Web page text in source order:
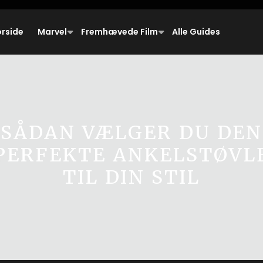
Marvel Fremhævede Film Alle Guides
SÅDAN VÆLGER DU DEN
TIL DIN STIL